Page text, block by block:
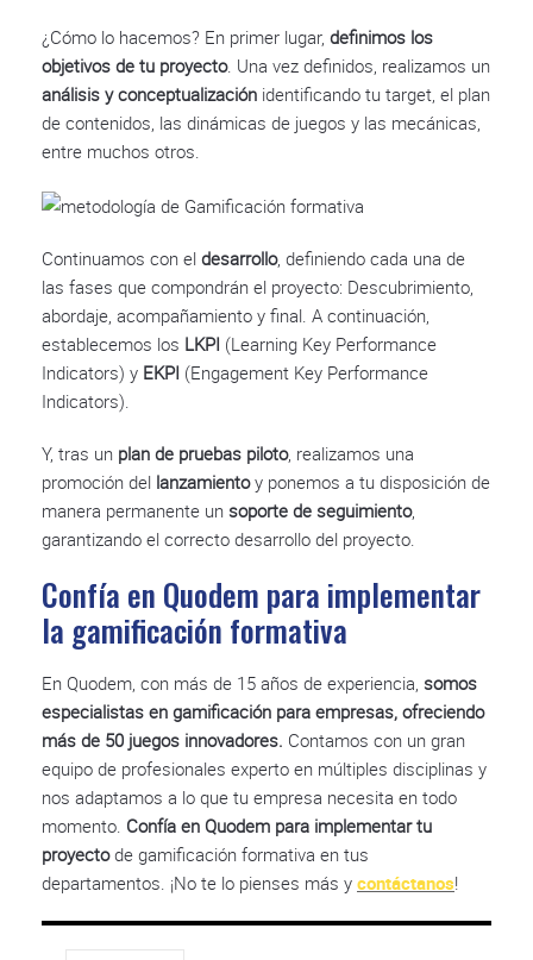
¿Cómo lo hacemos? En primer lugar, definimos los
objetivos de tu proyecto. Una vez definidos, realizamos un
análisis y conceptualización identificando tu target, el plan
de contenidos, las dinámicas de juegos y las mecánicas,
entre muchos otros.
Continuamos con el desarrollo, definiendo cada una de
las fases que compondrán el proyecto: Descubrimiento,
abordaje, acompañamiento y final. A continuación,
establecemos los LKPI (Learning Key Performance
Indicators) y EKPI (Engagement Key Performance
Indicators).
Y, tras un plan de pruebas piloto, realizamos una
promoción del lanzamientoy ponemos a tu disposición de
manera permanente un soporte de seguimiento,
garantizando el correcto desarrollo del proyecto.
Confía en Quodem para implementar
la gamificación formativa
En Quodem, con más de 15 años de experiencia, somos
especialistas en gamificación para empresas, ofreciendo
más de 50 juegos innovadores. Contamos con un gran
equipo de profesionales experto en múltiples disciplinas y
nos adaptamos a lo que tu empresa necesita en todo
momento. Confía en Quodem para implementar tu
proyectode gamificación formativa en tus
departamentos. ¡No te lo pienses más y contáctanos!